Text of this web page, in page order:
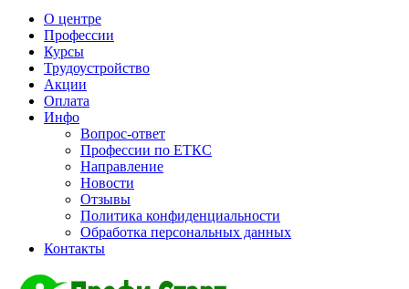
О центре
Профессии
Курсы
Трудоустройство
Акции
Оплата
Инфо
Вопрос-ответ
Профессии по ЕТКС
Направление
Новости
Отзывы
Политика конфиденциальности
Обработка персональных данных
Контакты